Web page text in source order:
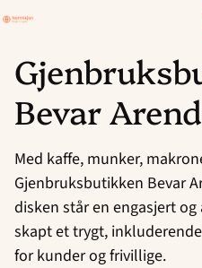
Hopp
til
innhold
Agder
Bevar
Med kaffe, munker,
Gjenbruksbutikken Bevar
disken står en engasjert
skapt et trygt,
for kunder og frivillige.